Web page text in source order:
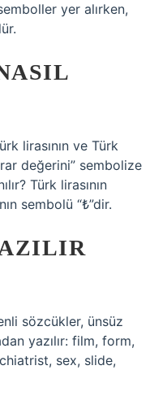
yer alırken,
lirasının ve Türk
değerini” sembolize
Türk lirasının
sembolü “₺”dir.
sözcükler, ünsüz
yazılır: film, form,
sex, slide,